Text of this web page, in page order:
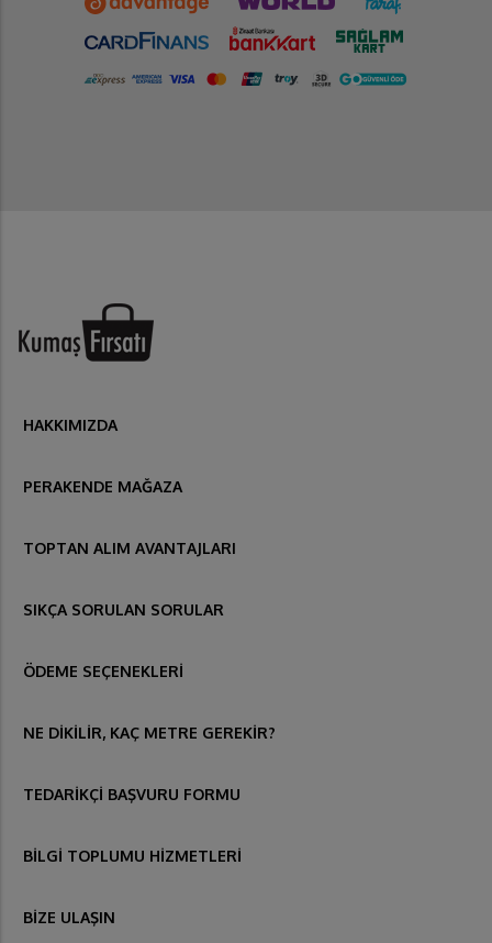
HAKKIMIZDA
PERAKENDE MAĞAZA
TOPTAN ALIM AVANTAJLARI
SIKÇA SORULAN SORULAR
ÖDEME SEÇENEKLERİ
NE DİKİLİR, KAÇ METRE GEREKİR?
TEDARİKÇİ BAŞVURU FORMU
BİLGİ TOPLUMU HİZMETLERİ
BİZE ULAŞIN